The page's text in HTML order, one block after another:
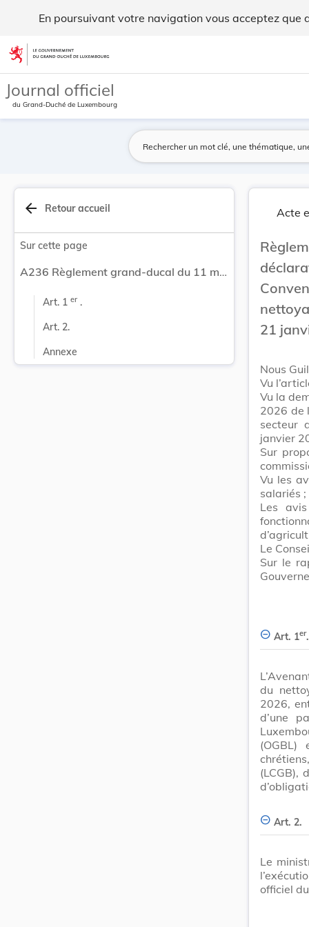
En poursuivant votre navigation vous acceptez que
Aller au contenu
Journal officiel
du Grand-Duché de Luxembourg
arrow_back Retour accueil
Sur cette page
A236 Règlement grand-ducal du 11 mai 2026 portant déclaration d’obligation générale de l’Avenant 2 à la Convention collective de travail dans le secteur du nettoyage des bâtiments 2025-2028, signé le 21 janvier 2026.
Art. 1 er .
Art. 2.
Annexe
Acte
21
Nous
Vu
Vu la
2026 de
secteur
janvier
Sur
Vu les
salariés ;
Les
Le
Sur le
Art. 1er.
du
2026,
d’une
(OGBL)
(LCGB),
Art. 2.
Le
officiel